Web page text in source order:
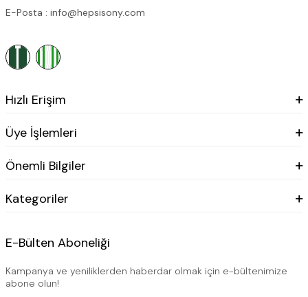
E-Posta : info@hepsisony.com
Hızlı Erişim
Üye İşlemleri
Önemli Bilgiler
Kategoriler
E-Bülten Aboneliği
Kampanya ve yeniliklerden haberdar olmak için e-bültenimize
abone olun!